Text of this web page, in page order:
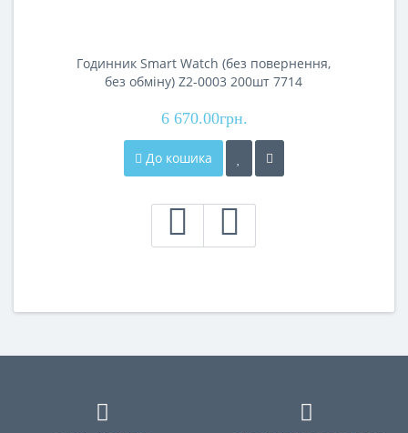
Годинник Smart Watch (без повернення,
без обміну) Z2-0003 200шт 7714
6 670.00грн.
До кошика